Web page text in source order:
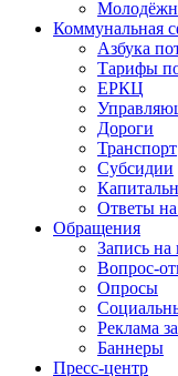
Коммунальная
Азбука
Тарифы
ЕРКЦ
Дороги
Транспорт
Субсидии
Ответы
Обращения
Запись на
Вопрос-
Опросы
Реклама
Баннеры
Пресс-центр